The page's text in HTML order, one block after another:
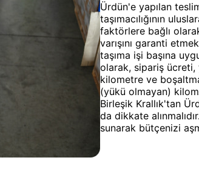
Ürdün'e yapılan
taşımacılığının
faktörlere bağlı
varışını garanti
taşıma işi başına
olarak, sipariş ücreti,
kilometre ve
(yükü olmayan)
Birleşik Krallık'tan
da dikkate
sunarak bütçenizi